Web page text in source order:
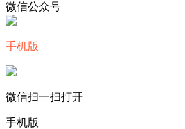
微信公众号
手机版
微信扫一扫打开
手机版